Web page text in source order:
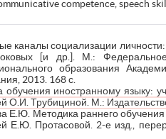
competence, speech
каналы социализации
[и др.]. М.: Федеральное
образования
2013. 168 с.
обучения иностранному языку:
О.И. Трубициной. М.:
Е.Ю. Методика раннего
Е.Ю. Протасовой. 2-е изд.,